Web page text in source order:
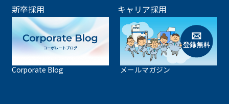
新卒採用 キャリア採用
Corporate Blog メールマガジン